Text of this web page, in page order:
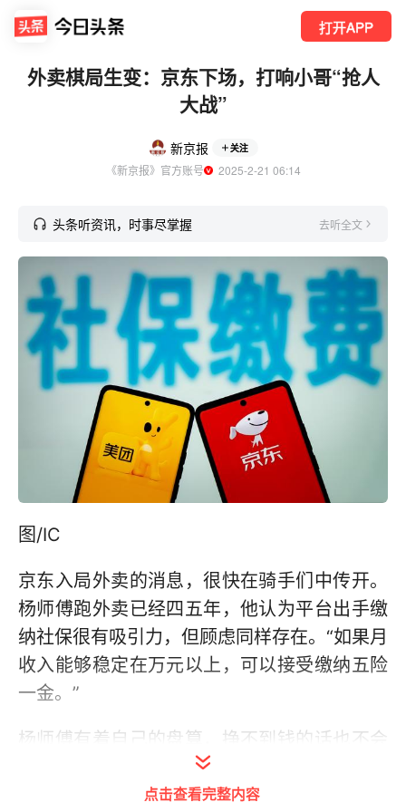
打开APP
外卖棋局生变：京东下场，打响小哥“抢人
大战”
新京报 关注
《新京报》官方账号
  2025-2-21 06:14
头条听资讯，时事尽掌握 去听全文
图/IC
京东入局外卖的消息，很快在骑手们中传开。
杨师傅跑外卖已经四五年，他认为平台出手缴
纳社保很有吸引力，但顾虑同样存在。“如果月
收入能够稳定在万元以上，可以接受缴纳五险
一金。”
杨师傅有着自己的盘算，挣不到钱的话也不会
长期从事这行。“厂里上班一个月自己缴纳五险
一金的费用也是七八百元，工薪阶层太高交不
点击查看完整内容